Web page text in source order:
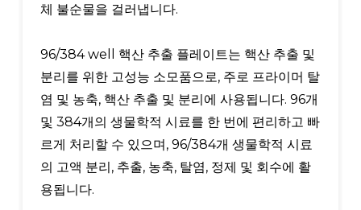
체 불순물을 걸러냅니다.
96/384 well 핵산 추출 플레이트는 핵산 추출 및
분리를 위한 고성능 소모품으로, 주로 프라이머 탈
염 및 농축, 핵산 추출 및 분리에 사용됩니다. 96개
및 384개의 생물학적 시료를 한 번에 편리하고 빠
르게 처리할 수 있으며, 96/384개 생물학적 시료
의 고액 분리, 추출, 농축, 탈염, 정제 및 회수에 활
용됩니다.